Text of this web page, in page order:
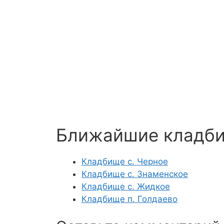
Ближайшие
Кладбище с. Черное
Кладбище с. Знаменское
Кладбище с. Жидкое
Кладбище п. Голдаево